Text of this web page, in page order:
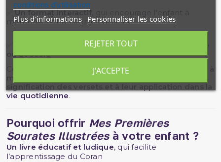
✅Un format interactif
mémoriser et réciter les versets
Un support parfait pour l’apprentissage en famille
ou à l’école
un excellent outil pour aider les enfants à
, tout en les sensibilisant à
vie quotidienne.
Pourquoi offrir Mes Premières
Sourates Illustréesà votre enfant ?
Un livre éducatif et ludique, qui facilite
l’apprentissage du Coran
conditions d'utilisation
Plus d'informations Personnaliser les cookies
REJETER TOUT
J'ACCEPTE